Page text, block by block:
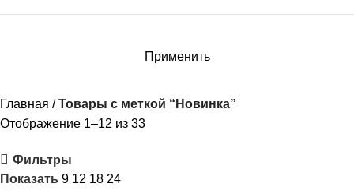
Применить
Главная
Товары с меткой “Новинка”
Отображение 1–12 из 33
Фильтры
Показать 9 12 18 24